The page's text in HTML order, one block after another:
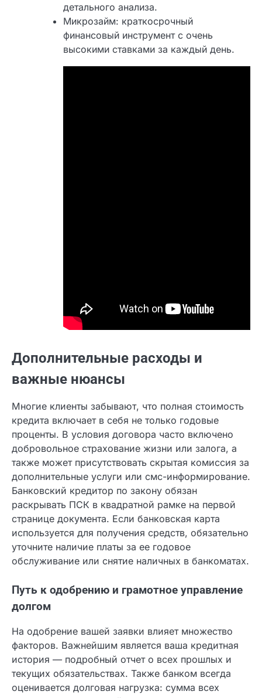
пяти или семи лет.
Ипотека: серьезное долгосрочное
обязательство, требующее самого
детального анализа.
Микрозайм: краткосрочный
Дополнительные расходы и
важные нюансы
Многие клиенты забывают, что полная
стоимость кредита включает в себя не только
годовые проценты. В условия договора часто
включено добровольное страхование жизни или
залога, а также может присутствовать скрытая
комиссия за дополнительные услуги или смс-
информирование. Банковский кредитор по
закону обязан раскрывать ПСК в квадратной
рамке на первой странице документа. Если
средств, обязательно уточните наличие платы за
ее годовое обслуживание или снятие наличных
Путь к одобрению и грамотное
управление долгом
На одобрение вашей заявки влияет множество